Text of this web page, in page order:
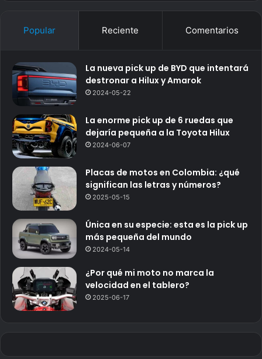
Popular Reciente Comentarios
La nueva pick up de BYD que intentará
destronar a Hilux y Amarok
2024-05-22
La enorme pick up de 6 ruedas que
dejaría pequeña a la Toyota Hilux
2024-06-07
Placas de motos en Colombia: ¿qué
significan las letras y números?
2025-05-15
Única en su especie: esta es la pick up
más pequeña del mundo
2024-05-14
¿Por qué mi moto no marca la
velocidad en el tablero?
2025-06-17